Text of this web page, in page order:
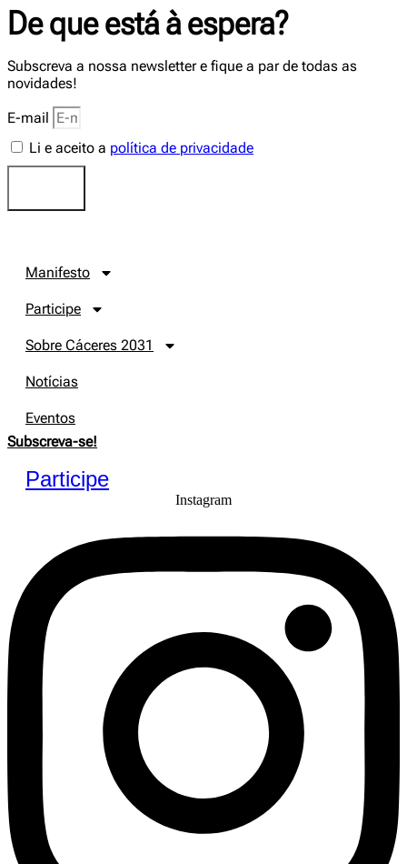
De que está à espera?
Subscreva a nossa newsletter e fique a par de todas as
novidades!
E-mail
Li e aceito a política de privacidade
Manifesto
Participe
Sobre Cáceres 2031
Notícias
Eventos
Subscreva-se!
Participe
Instagram